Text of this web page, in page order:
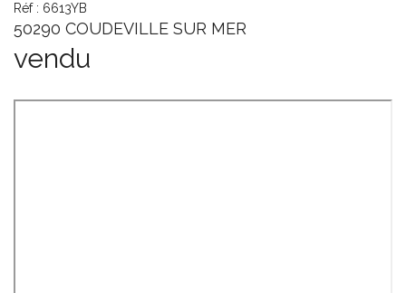
Réf : 6613YB
50290 COUDEVILLE SUR MER
vendu